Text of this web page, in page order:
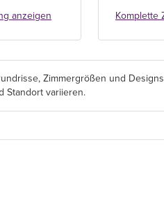
anzeigen Komplette
Zimmergrößen und Designs
Standort variieren.